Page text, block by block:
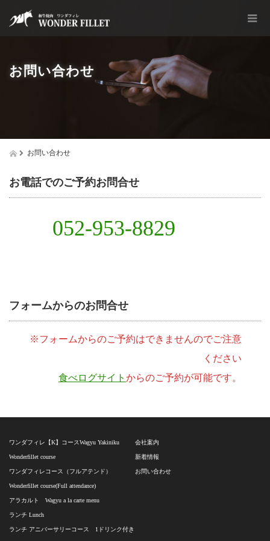
お問い合わせ
お問い合わせ
お電話でのご予約お問合せ
052-953-8829
フォームからのお問合せ
※フォームからのご予約はできませんのでご注意
ください
食べログサイト からのご予約が可能です。
ワンダフィレ【K】コースWagyu Yakiniku
Wonderfillet course
ワンダフィレコース（フルアテンド）
Wonderfillet course(Full attendance)
アラカルト Wagyu a la carte menu
ランチ Lunch
ランチ アニバーサリーコース 1ドリンク付き
会社案内
新着情報
お問い合わせ